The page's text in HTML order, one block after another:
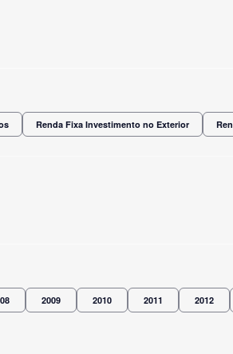
Renda Fixa Investimento no Exterior
2009 2010 2011 2012